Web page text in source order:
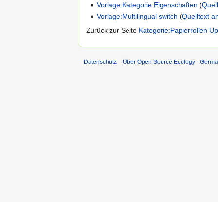
Vorlage:Kategorie Eigenschaften (
Vorlage:Multilingual switch (Quelltext
Zurück zur Seite Kategorie:Papierrollen
Datenschutz Über Open Source Ecology -